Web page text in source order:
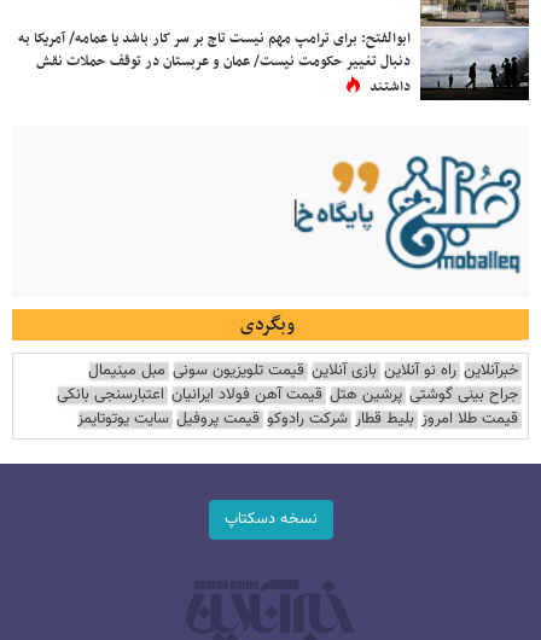
ابوالفتح: برای ترامپ مهم نیست تاج بر سر کار باشد یا عمامه/ آمریکا به
دنبال تغییر حکومت نیست/ عمان و عربستان در توقف حملات نقش
داشتند
وبگردی
خبرآنلاین راه نو آنلاین بازی آنلاین قیمت تلویزیون سونی مبل مینیمال
جراح بینی گوشتی پرشین هتل قیمت آهن فولاد ایرانیان اعتبارسنجی بانکی
قیمت طلا امروز بلیط قطار شرکت رادوکو قیمت پروفیل سایت یوتوتایمز
نسخه دسکتاپ